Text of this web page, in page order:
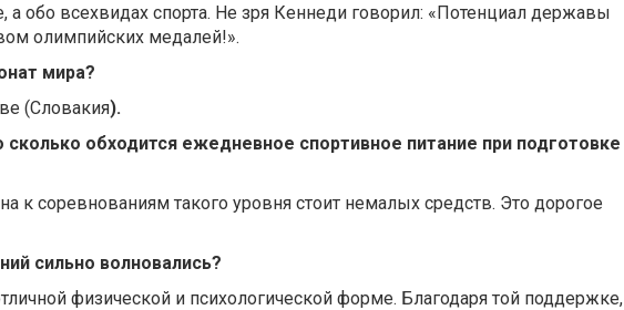
а обо всехвидах спорта. Не зря Кеннеди говорил: «Потенциал державы
олимпийских медалей!».
мира?
(Словакия).
сколько обходится ежедневное спортивное питание при подготовке
к соревнованиям такого уровня стоит немалых средств. Это дорогое
сильно волновались?
физической и психологической форме. Благодаря той поддержке,